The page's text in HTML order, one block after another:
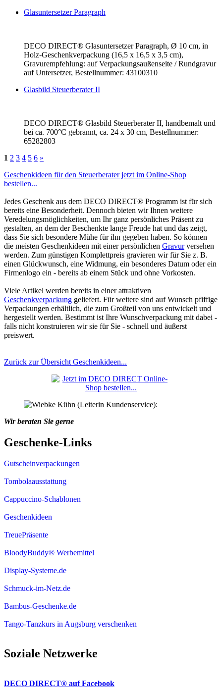
Glasuntersetzer Paragraph
DECO DIRECT® Glasuntersetzer Paragraph, Ø 10 cm, in
Holz-Geschenkverpackung (16,5 x 16,5 x 3,5 cm),
Gravurempfehlung: auf Verpackungsaußenseite / Rundgravur
auf Untersetzer, Bestellnummer: 43100310
Glasbild Steuerberater II
DECO DIRECT® Glasbild Steuerberater II, handbemalt und
bei ca. 700°C gebrannt, ca. 24 x 30 cm, Bestellnummer:
65282803
1 2 3 4 5 6 »
Geschenkideen für den Steuerberater jetzt im Online-Shop
bestellen...
Jedes Geschenk aus dem DECO DIRECT® Programm ist für sich
bereits eine Besonderheit. Dennoch bieten wir Ihnen weitere
Veredelungsmöglichkeiten, um Ihr ganz persönliches Präsent zu
gestalten, an dem der Beschenkte lange Freude hat und das zeigt,
dass Sie sich besondere Mühe für ihn gegeben haben. So können
die meisten Geschenkideen mit einer persönlichen Gravurversehen
werden. Zum günstigen Komplettpreis gravieren wir für Sie z. B.
einen Glückwunsch, eine Widmung, ein besonderes Datum oder ein
Firmenlogo ein - bereits ab einem Stück und ohne Vorkosten.
Viele Artikel werden bereits in einer attraktiven
Geschenkverpackung geliefert. Für weitere sind auf Wunsch pfiffige
Verpackungen erhältlich, die zum Großteil von uns entwickelt und
hergestellt werden. Bestimmt ist Ihre Wunschverpackung mit dabei -
falls nicht konstruieren wir sie für Sie - schnell und äußerst
preiswert.
Zurück zur Übersicht Geschenkideen...
Wir beraten Sie gerne
Geschenke-Links
Gutscheinverpackungen
Tombolaausstattung
Cappuccino-Schablonen
Geschenkideen
TreuePräsente
BloodyBuddy® Werbemittel
Display-Systeme.de
Schmuck-im-Netz.de
Bambus-Geschenke.de
Tango-Tanzkurs in Augsburg verschenken
Soziale Netzwerke
DECO DIRECT® auf Facebook